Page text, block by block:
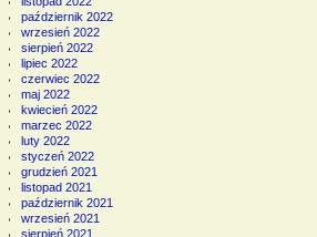
październik 2022
wrzesień 2022
sierpień 2022
lipiec 2022
czerwiec 2022
maj 2022
kwiecień 2022
marzec 2022
luty 2022
styczeń 2022
grudzień 2021
listopad 2021
październik 2021
wrzesień 2021
sierpień 2021